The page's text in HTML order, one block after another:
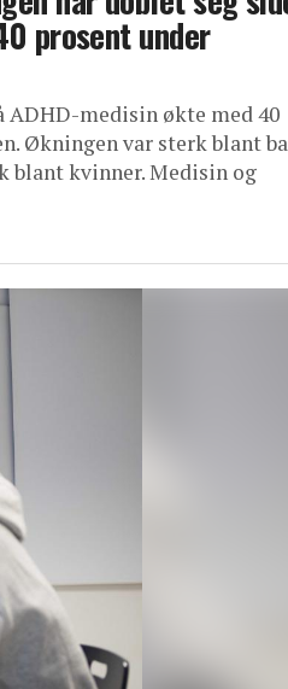
prosent under
ADHD-medisin økte med 40
Økningen var sterk blant
blant kvinner. Medisin og